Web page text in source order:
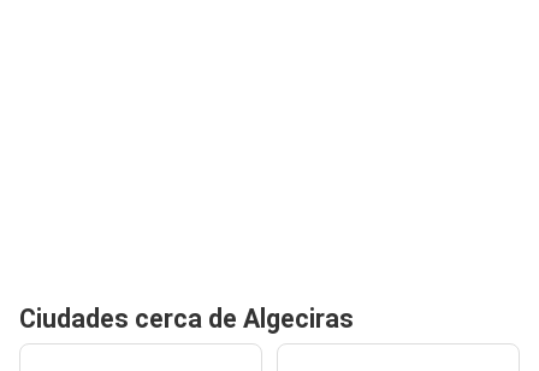
Ciudades cerca de Algeciras